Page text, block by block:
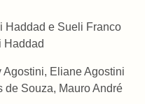
Haddad e Sueli Franco
Haddad
Eliane Agostini
de Souza, Mauro André